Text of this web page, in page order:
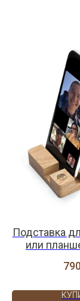
Подставка
или